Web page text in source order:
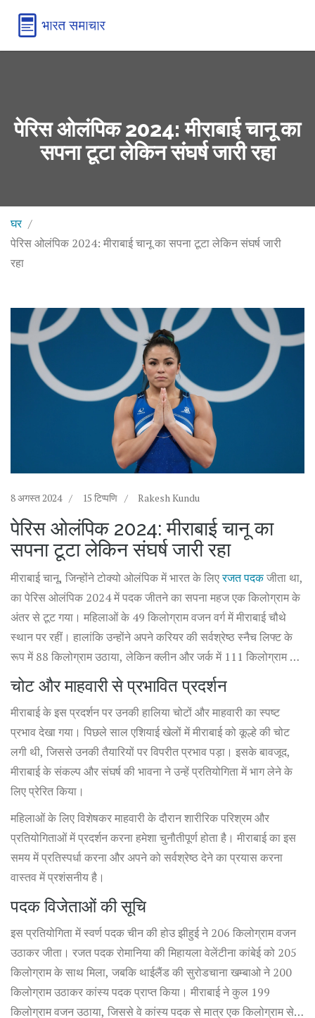
पेरिस ओलंपिक 2024: मीराबाई चानू का
सपना टूटा लेकिन संघर्ष जारी रहा
घर
पेरिस ओलंपिक 2024: मीराबाई चानू का सपना टूटा लेकिन संघर्ष जारी
रहा
8 अगस्त 2024 15 टिप्पणि Rakesh Kundu
पेरिस ओलंपिक 2024: मीराबाई चानू का
सपना टूटा लेकिन संघर्ष जारी रहा
मीराबाई चानू, जिन्होंने टोक्यो ओलंपिक में भारत के लिएरजत पदकजीता था,
का पेरिस ओलंपिक 2024 में पदक जीतने का सपना महज एक किलोग्राम के
अंतर से टूट गया। महिलाओं के 49 किलोग्राम वजन वर्ग में मीराबाई चौथे
स्थान पर रहीं। हालांकि उन्होंने अपने करियर की सर्वश्रेष्ठ स्नैच लिफ्ट के
रूप में 88 किलोग्राम उठाया, लेकिन क्लीन और जर्क में 111 किलोग्राम ही
उठा पाने के कारण उन्हें पदक से चूकना पड़ा।
चोट और माहवारी से प्रभावित प्रदर्शन
मीराबाई के इस प्रदर्शन पर उनकी हालिया चोटों और माहवारी का स्पष्ट
प्रभाव देखा गया। पिछले साल एशियाई खेलों में मीराबाई को कूल्हे की चोट
लगी थी, जिससे उनकी तैयारियों पर विपरीत प्रभाव पड़ा। इसके बावजूद,
मीराबाई के संकल्प और संघर्ष की भावना ने उन्हें प्रतियोगिता में भाग लेने के
लिए प्रेरित किया।
महिलाओं के लिए विशेषकर माहवारी के दौरान शारीरिक परिश्रम और
प्रतियोगिताओं में प्रदर्शन करना हमेशा चुनौतीपूर्ण होता है। मीराबाई का इस
समय में प्रतिस्पर्धा करना और अपने को सर्वश्रेष्ठ देने का प्रयास करना
वास्तव में प्रशंसनीय है।
पदक विजेताओं की सूचि
इस प्रतियोगिता में स्वर्ण पदक चीन की होउ झीहुई ने 206 किलोग्राम वजन
उठाकर जीता। रजत पदक रोमानिया की मिहायला वेलेंटीना कांबेई को 205
किलोग्राम के साथ मिला, जबकि थाईलैंड की सुरोडचाना खम्बाओ ने 200
किलोग्राम उठाकर कांस्य पदक प्राप्त किया। मीराबाई ने कुल 199
किलोग्राम वजन उठाया, जिससे वे कांस्य पदक से मात्र एक किलोग्राम से